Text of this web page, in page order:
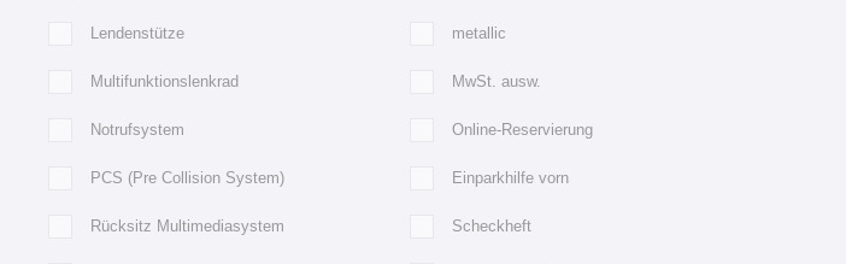
Lendenstütze metallic
Multifunktionslenkrad MwSt. ausw.
Notrufsystem Online-Reservierung
PCS (Pre Collision System) Einparkhilfe vorn
Rücksitz Multimediasystem Scheckheft